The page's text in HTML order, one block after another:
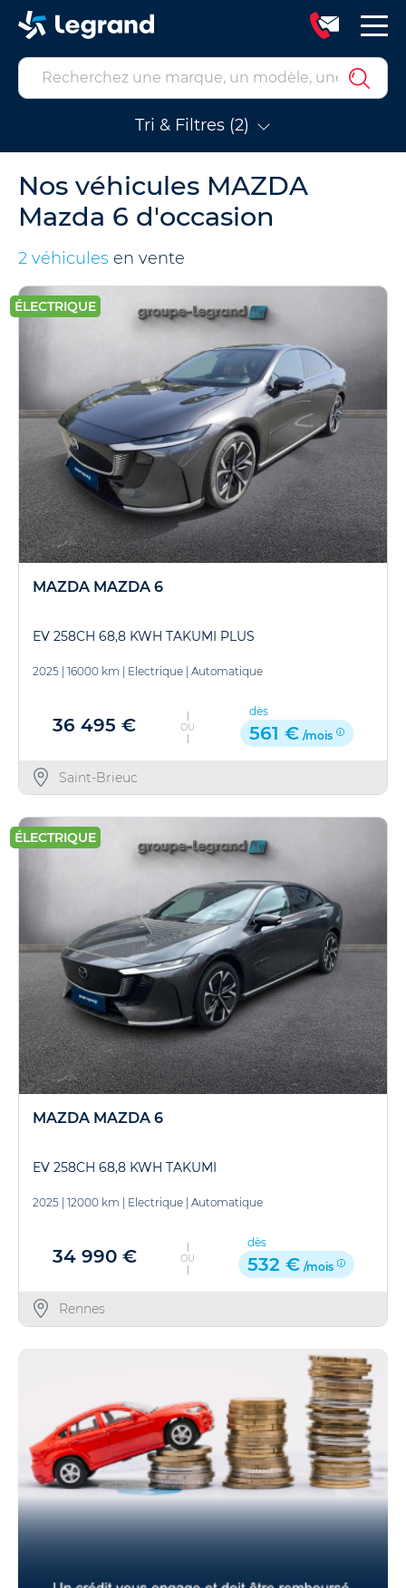
Tri & Filtres (2)
Nos véhicules MAZDA
Mazda 6 d'occasion
2 véhicules en vente
ÉLECTRIQUE
MAZDA MAZDA 6
EV 258CH 68,8 KWH TAKUMI PLUS
2025 | 16000 km | Electrique | Automatique
36 495 € OU
dès
561 € /mois
Saint-Brieuc
ÉLECTRIQUE
MAZDA MAZDA 6
EV 258CH 68,8 KWH TAKUMI
2025 12000 km Electrique Automatique
34 990 € OU
dès
532 € /mois
Rennes